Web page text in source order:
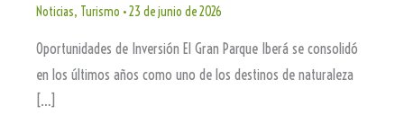
Noticias, Turismo •23 de junio de 2026
Oportunidades de Inversión El Gran Parque Iberá se consolidó
en los últimos años como uno de los destinos de naturaleza
[…]